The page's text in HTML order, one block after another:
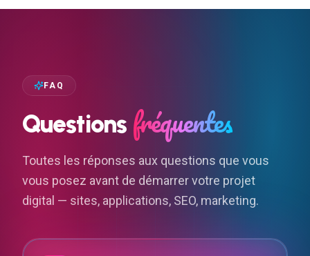
FAQ
Questions fréquentes
Toutes les réponses aux questions que vous
vous posez avant de démarrer votre projet
digital — sites, applications, SEO, marketing.